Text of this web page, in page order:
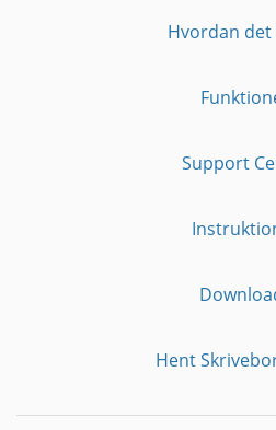
Hvordan
Support
Hent